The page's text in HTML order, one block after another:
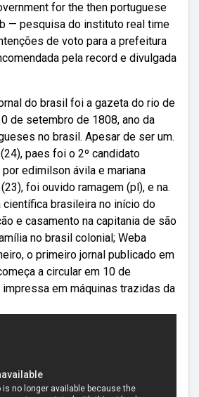
for the then portuguese
— pesquisa do instituto real time
de voto para a prefeitura
pela record e divulgada
do brasil foi a gazeta do rio de
de setembro de 1808, ano da
no brasil. Apesar de ser um.
paes foi o 2º candidato
edimilson ávila e mariana
foi ouvido ramagem (pl), e na.
brasileira no início do
e casamento na capitania de são
no brasil colonial; Weba
o primeiro jornal publicado em
a circular em 10 de
em máquinas trazidas da